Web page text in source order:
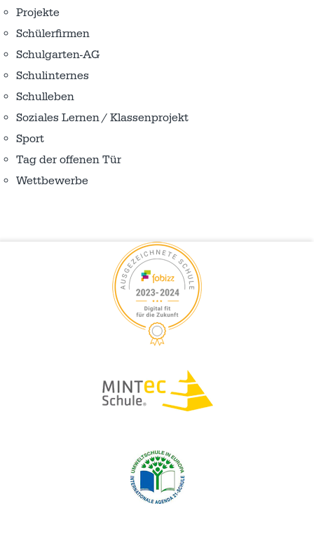
Projekte
Schülerfirmen
Schulgarten-AG
Schulinternes
Schulleben
Soziales Lernen / Klassenprojekt
Sport
Tag der offenen Tür
Wettbewerbe